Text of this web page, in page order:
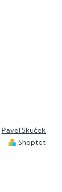
Pavel Skuček
Shoptet